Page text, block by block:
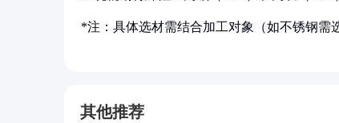
*注：具体选材需结合加工对象（如不锈钢需
其他推荐